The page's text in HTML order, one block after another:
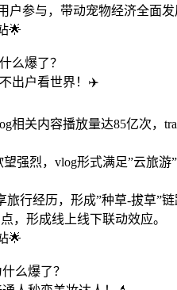
户参与，带动宠物经济全面发
🌟
么爆了？
出户看世界！✈️
相关内容播放量达85亿次，
强烈，vlog形式满足”云旅
行经历，形成”种草-拔草”
，形成线上线下联动效应。
🌟
么爆了？